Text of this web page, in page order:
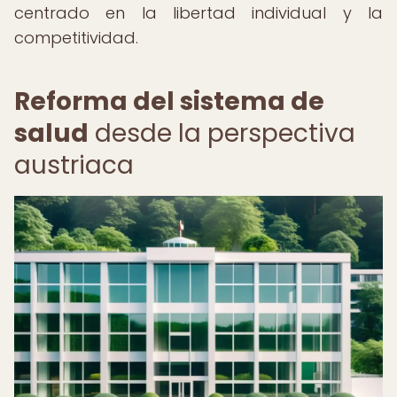
centrado en la libertad individual y la
competitividad.
Reforma del sistema de
salud desde la perspectiva
austriaca